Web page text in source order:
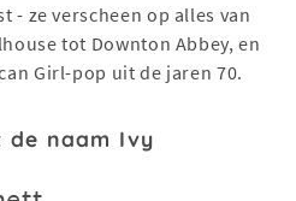
- ze verscheen op alles van
tot Downton Abbey, en
Girl-pop uit de jaren 70.
de naam Ivy